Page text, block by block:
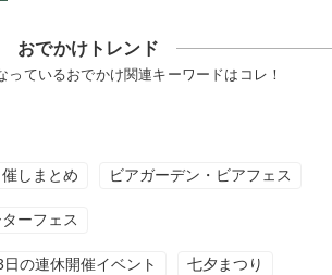
おでかけトレンド
っているおでかけ関連キーワードはコレ！
しまとめ ビアガーデン・ビアフェス
ーフェス
の連休開催イベント 七夕まつり